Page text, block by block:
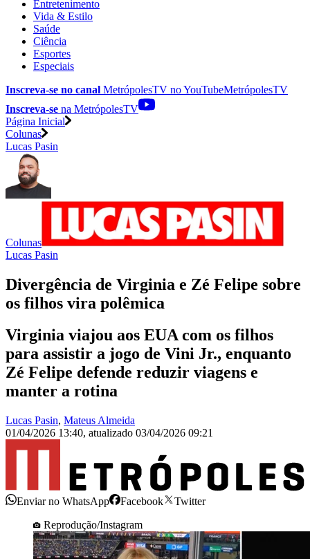
Entretenimento
Vida & Estilo
Saúde
Ciência
Esportes
Especiais
Inscreva-se no canal MetrópolesTV noYouTubeMetrópolesTV
Inscreva-se na MetrópolesTV
Página Inicial
Colunas
Lucas Pasin
Colunas
Lucas Pasin
Divergência de Virginia e Zé Felipe sobre
os filhos vira polêmica
Virginia viajou aos EUA com os filhos
para assistir a jogo de Vini Jr., enquanto
Zé Felipe defende reduzir viagens e
manter a rotina
Lucas Pasin, Mateus Almeida
01/04/2026 13:40, atualizado 03/04/2026 09:21
Enviar no WhatsApp Facebook
Twitter
Reprodução/Instagram